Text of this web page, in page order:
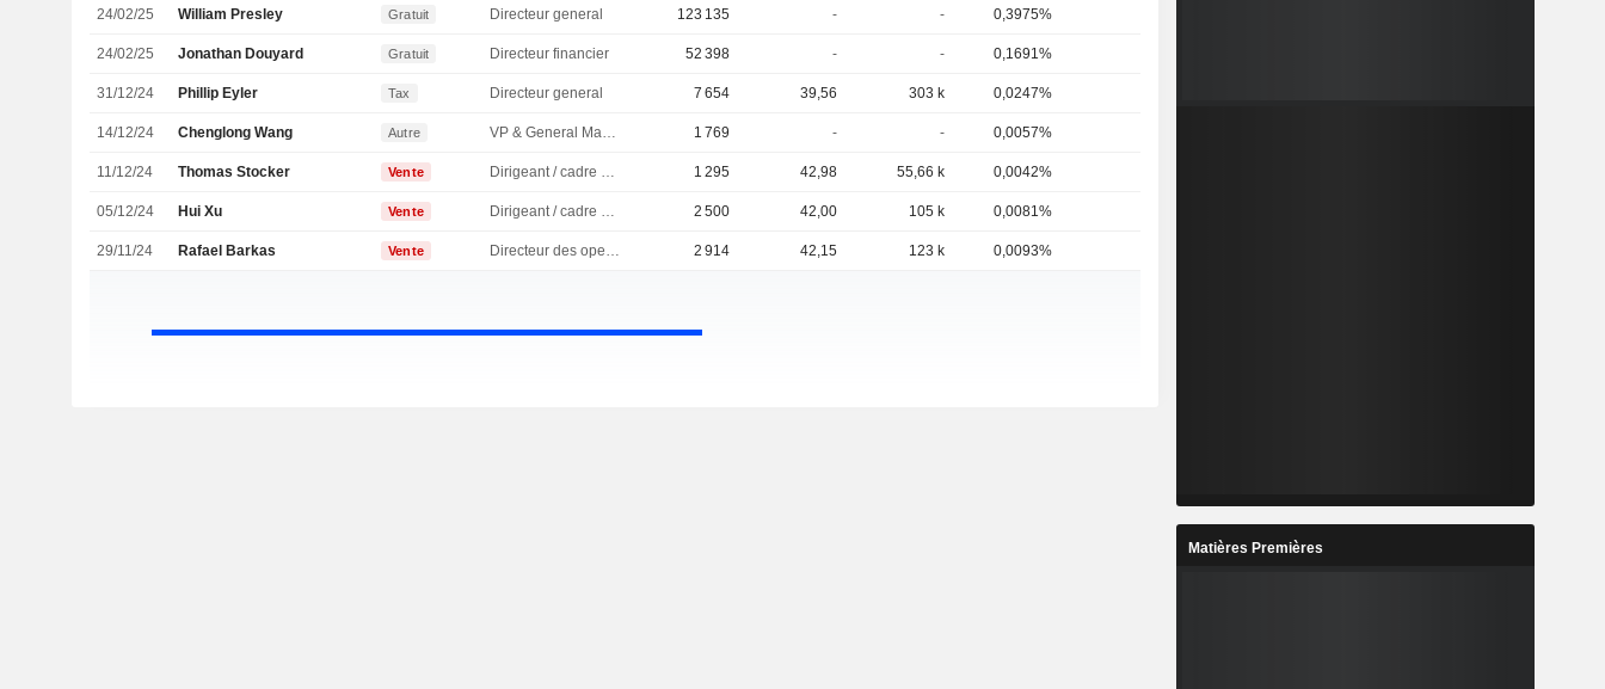
24/02/25 William Presley Gratuit Directeur general 123 135 - - 0,3975%
24/02/25 Jonathan Douyard Gratuit Directeur financier 52 398 - - 0,1691%
31/12/24 Phillip Eyler Tax Directeur general 7 654 39,56 303 k 0,0247%
14/12/24 Chenglong Wang Autre VP & General Manager 1 769 - - 0,0057%
11/12/24 Thomas Stocker Vente Dirigeant / cadre principal 1 295 42,98 55,66 k 0,0042%
05/12/24 Hui Xu Vente Dirigeant / cadre principal 2 500 42,00 105 k 0,0081%
29/11/24 Rafael Barkas Vente Directeur des operations 2 914 42,15 123 k 0,0093%
Matières Premières